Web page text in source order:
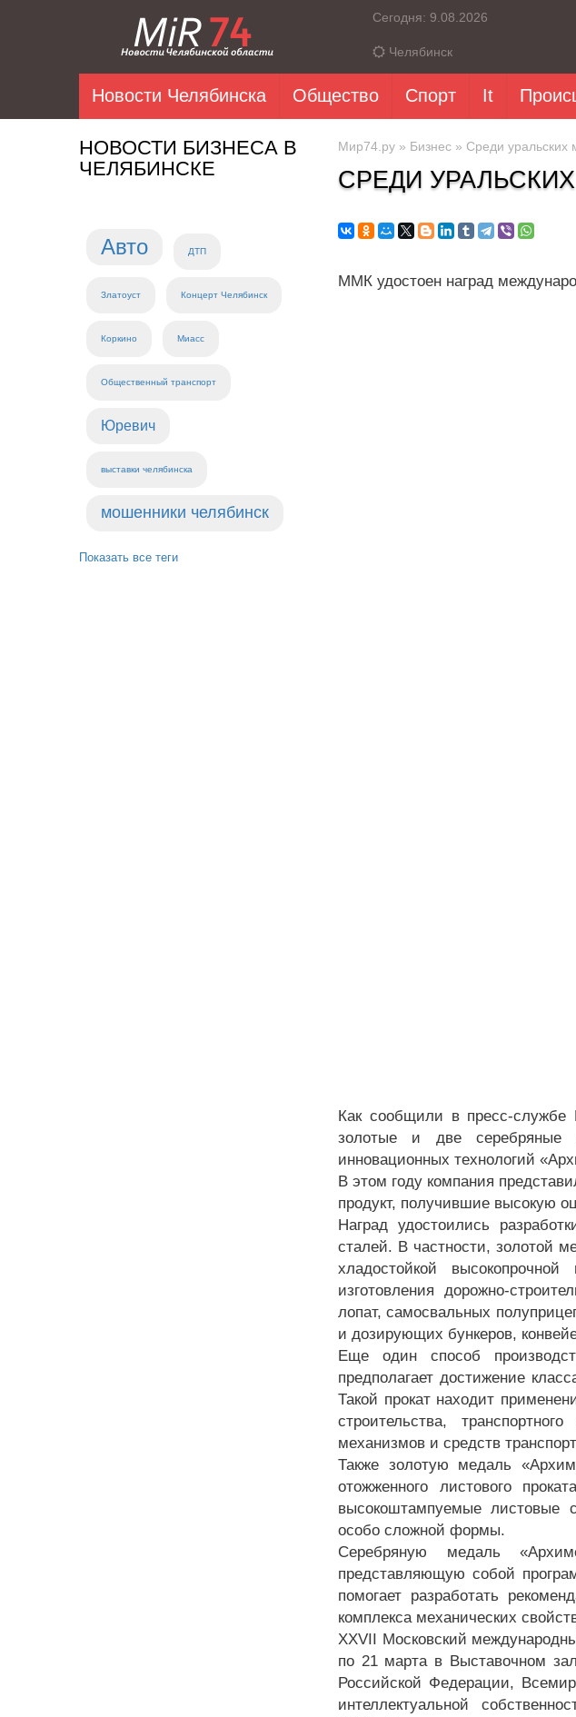
Сегодня: 9.08.2026
Челябинск
Новости Челябинска Общество Спорт It
НОВОСТИ БИЗНЕСА В
ЧЕЛЯБИНСКЕ
Авто ДТП
Златоуст Концерт Челябинск
Коркино Миасс
Общественный транспорт
Юревич
выставки челябинска
мошенники челябинск
Показать все теги
Мир74.ру » Бизнес » Среди уральских
СРЕДИ
ММК удостоен наград
Как сообщили в пресс-службе
золотые и две серебряные
инновационных технологий
В этом году компания
продукт, получившие высокую
Наград удостоились
сталей. В частности, золотой
хладостойкой
изготовления дорожно-
лопат, самосвальных
и дозирующих бункеров,
Еще один способ
предполагает достижение
Такой прокат находит
строительства,
механизмов и средств
Также золотую медаль
отожженного листового
высокоштампуемые листовые
особо сложной формы.
Серебряную медаль
представляющую собой
помогает разработать
комплекса механических
XXVII Московский
по 21 марта в Выставочном
Российской Федерации,
интеллектуальной